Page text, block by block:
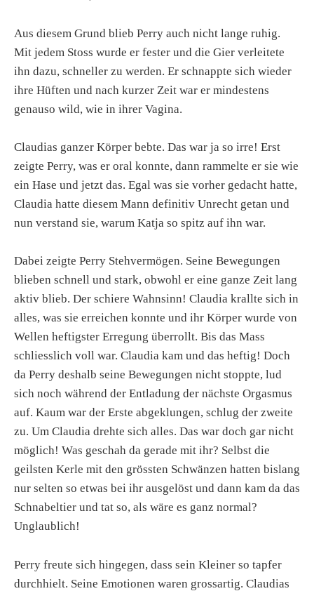
Aus diesem Grund blieb Perry auch nicht lange ruhig.
Mit jedem Stoss wurde er fester und die Gier verleitete
ihn dazu, schneller zu werden. Er schnappte sich wieder
ihre Hüften und nach kurzer Zeit war er mindestens
genauso wild, wie in ihrer Vagina.
Claudias ganzer Körper bebte. Das war ja so irre! Erst
zeigte Perry, was er oral konnte, dann rammelte er sie wie
ein Hase und jetzt das. Egal was sie vorher gedacht hatte,
Claudia hatte diesem Mann definitiv Unrecht getan und
nun verstand sie, warum Katja so spitz auf ihn war.
Dabei zeigte Perry Stehvermögen. Seine Bewegungen
blieben schnell und stark, obwohl er eine ganze Zeit lang
aktiv blieb. Der schiere Wahnsinn! Claudia krallte sich in
alles, was sie erreichen konnte und ihr Körper wurde von
Wellen heftigster Erregung überrollt. Bis das Mass
schliesslich voll war. Claudia kam und das heftig! Doch
da Perry deshalb seine Bewegungen nicht stoppte, lud
sich noch während der Entladung der nächste Orgasmus
auf. Kaum war der Erste abgeklungen, schlug der zweite
zu. Um Claudia drehte sich alles. Das war doch gar nicht
möglich! Was geschah da gerade mit ihr? Selbst die
geilsten Kerle mit den grössten Schwänzen hatten bislang
nur selten so etwas bei ihr ausgelöst und dann kam da das
Schnabeltier und tat so, als wäre es ganz normal?
Unglaublich!
Perry freute sich hingegen, dass sein Kleiner so tapfer
durchhielt. Seine Emotionen waren grossartig. Claudias